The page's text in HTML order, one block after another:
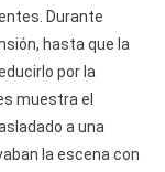
Durante
hasta que la
por la
muestra el
a una
la escena con